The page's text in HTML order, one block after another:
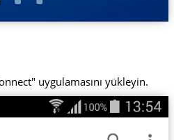
uygulamasını yükleyin.